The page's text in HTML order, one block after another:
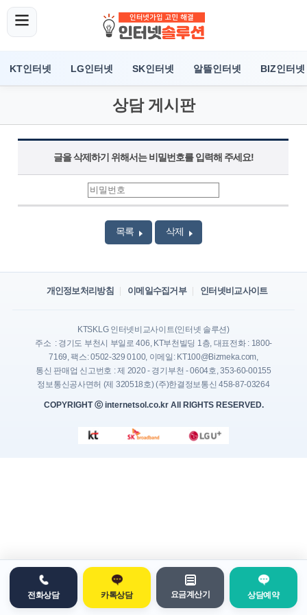
KT인터넷 LG인터넷 SK인터넷 알뜰인터넷 BIZ인터넷
상담 게시판
글을 삭제하기 위해서는 비밀번호를 입력해 주세요!
목록 삭제
개인정보처리방침 이메일수집거부 인터넷비교사이트
KTSKLG 인터넷비교사이트(인터넷 솔루션)
주소 : 경기도 부천시 부일로 406, KT부천빌딩 1층, 대표전화 : 1800-
7169, 팩스: 0502-329 0100, 이메일: KT100@Bizmeka.com,
통신 판매업 신고번호 : 제 2020 - 경기부천 - 0604호, 353-60-00155
정보통신공사면허 (제 320518호) (주)한결정보통신 458-87-03264
COPYRIGHT ⓒ internetsol.co.kr All RIGHTS RESERVED.
전화상담 카톡상담 요금계산기 상담예약